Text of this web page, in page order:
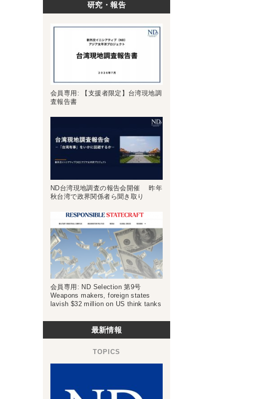
研究・報告
会員専用: 【支援者限定】台湾現地調
査報告書
ND台湾現地調査の報告会開催 昨年
秋台湾で政界関係者ら聞き取り
会員専用: ND Selection 第9号
Weapons makers, foreign states
lavish $32 million on US think tanks
最新情報